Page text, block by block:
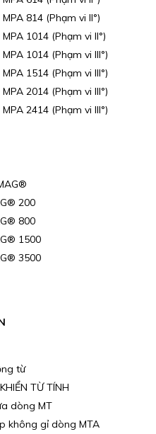
814 (Phạm vi II°)
1014 (Phạm vi II°)
1014 (Phạm vi III°)
1514 (Phạm vi III°)
2014 (Phạm vi III°)
2414 (Phạm vi III°)
200
800
1500
3500
từ
TỪ TÍNH
dòng MT
không gỉ dòng MTA